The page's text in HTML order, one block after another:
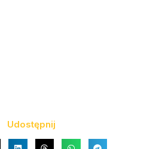
Udostępnij